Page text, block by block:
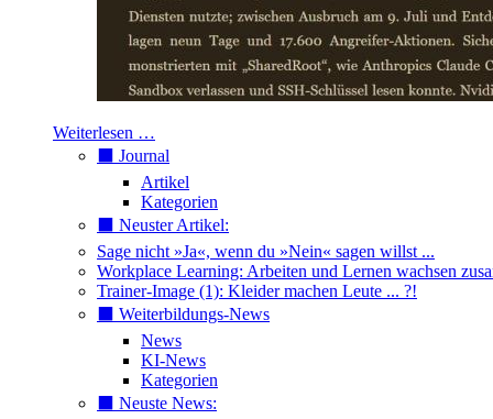
Weiterlesen …
⬛️ Journal
Artikel
Kategorien
⬛️ Neuster Artikel:
Sage nicht »Ja«, wenn du »Nein« sagen willst ...
Workplace Learning: Arbeiten und Lernen wachsen
Trainer-Image (1): Kleider machen Leute ... ?!
⬛️ Weiterbildungs-News
News
KI-News
Kategorien
⬛️ Neuste News: